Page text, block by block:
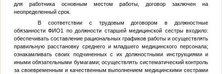
для работника основным местом работы, договор заключен на
неопределенный срок.
В соответствии с трудовым договором в должностные
обязанностиФИО1
по должности старшей медицинской сестры входило:
обеспечивать составление рациональных графиков работы и осуществлять
правильную расстановку среднего и младшего медицинского персонала;
ознакамливать своих подчиненных с их должностными инструкциями и
иными обязательными бумагами; осуществлять систематический контроль
за своевременным и качественным выполнением медицинскими сестрами